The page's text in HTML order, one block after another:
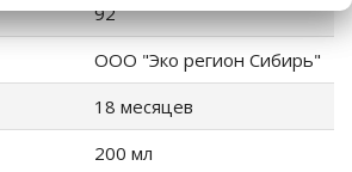
92
ООО "Эко регион Сибирь"
18 месяцев
200 мл